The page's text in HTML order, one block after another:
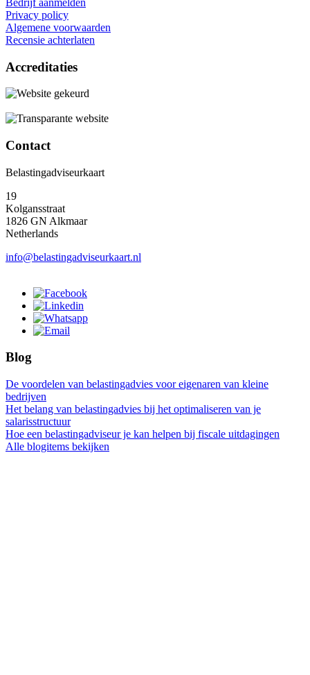
Privacy policy
Algemene voorwaarden
Recensie achterlaten
Accreditaties
Contact
Belastingadviseurkaart
19
Kolgansstraat
1826 GN Alkmaar
Netherlands
info@belastingadviseurkaart.nl
Blog
De voordelen van belastingadvies voor eigenaren van kleine
bedrijven
Het belang van belastingadvies bij het optimaliseren van je
salarisstructuur
Hoe een belastingadviseur je kan helpen bij fiscale uitdagingen
Alle blogitems bekijken